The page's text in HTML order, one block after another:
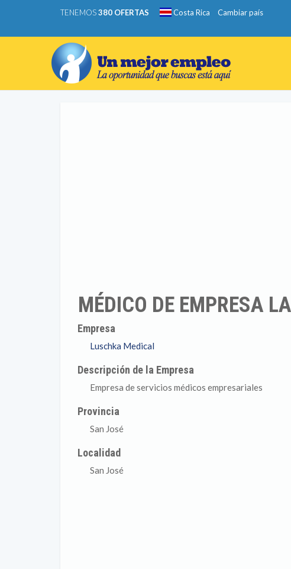
TENEMOS380 OFERTAS Costa Rica Cambiar país
MÉDICO DE EMPRESA
Empresa
Luschka Medical
Descripción de la Empresa
Empresa de servicios médicos empresariales
Provincia
San José
Localidad
San José